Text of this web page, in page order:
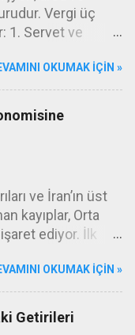
Vergi üç
1. Servet ve
veraset ve intikal
vergisi, kurumlar
ÖTV, damga
vergisi servet
vergisi
belediye gelirleri
ödenen bu vergi
Emlak vergisinin
lira olan bir
OKUMAK IÇIN »
ve İran’ın üst
kayıplar, Orta
ediyor. İlk
daha geniş bir
Hürmüz
bir doğrulama
geri döndüğü
OKUMAK IÇIN »
Getirileri